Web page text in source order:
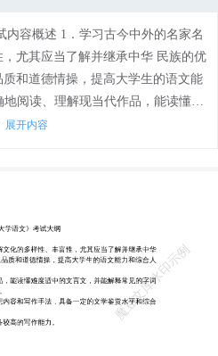
应当了解并继承中华 民族的优
和道德情操，提高大学生的语文能
备较好的阅读
占 20％ 填
课文中的文言词语、句式与特殊语法
言词语(包括成语、通假字)的具体含
展开内容